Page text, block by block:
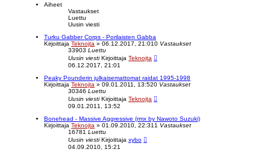
n
e
t
t
u
h
a
k
Aiheet
Vastaukset
Luettu
Uusin viesti
Turku Gabber Corps - Porilaisten Gabba
Kirjoittaja Teknojta » 06.12.2017, 21:010 Vastaukset
33903 Luettu
Uusin viestiKirjoittaja Teknojta
06.12.2017, 21:01
Peaky Pounderin julkaisemattomat raidat 1995-1998
Kirjoittaja Teknojta » 09.01.2011, 13:520 Vastaukset
30346 Luettu
Uusin viestiKirjoittaja Teknojta
09.01.2011, 13:52
Bonehead - Massive Aggressive (rmx by Nawoto Suzuki)
Kirjoittaja Teknojta » 01.09.2010, 22:31 1 Vastaukset
16781 Luettu
Uusin viestiKirjoittaja xybo
04.09.2010, 15:21